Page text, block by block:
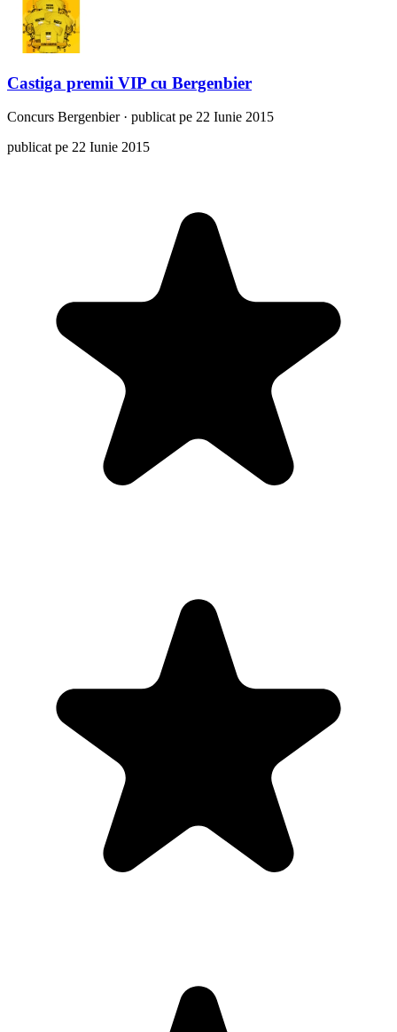
Castiga premii VIP cu Bergenbier
Concurs Bergenbier· publicat pe 22 Iunie 2015
publicat pe 22 Iunie 2015